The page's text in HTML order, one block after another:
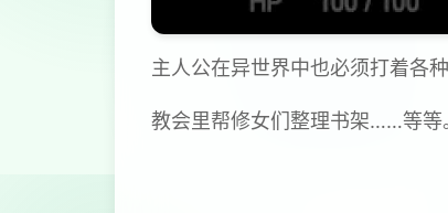
主人公在异世界中也必须打着各
教会里帮修女们整理书架……等等